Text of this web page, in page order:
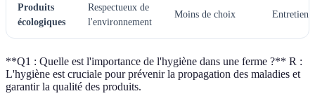
Produits
écologiques
Respectueux de
l'environnement
Moins de choix Entretien
**Q1 : Quelle est l'importance de l'hygiène dans une ferme ?** R :
L'hygiène est cruciale pour prévenir la propagation des maladies et
garantir la qualité des produits.